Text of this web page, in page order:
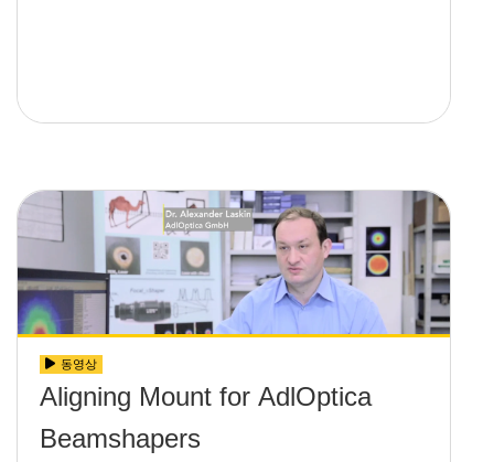
동영상
Aligning Mount for AdlOptica
Beamshapers